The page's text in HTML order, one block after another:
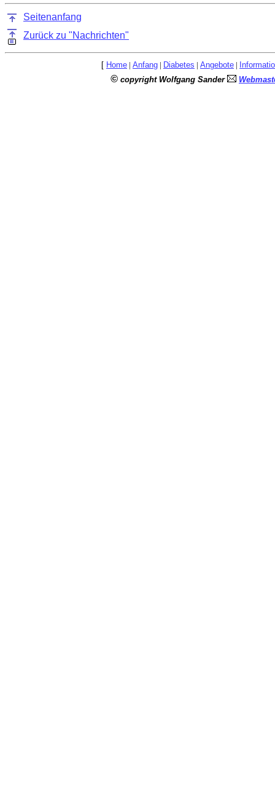
Seitenanfang
Zurück zu "Nachrichten"
[ Home | Anfang | Diabetes | Angebote |
© copyright Wolfgang Sander